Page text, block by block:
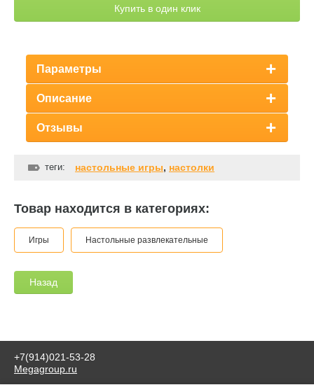
Купить в один клик
Параметры
Описание
Отзывы
теги: настольные игры, настолки
Товар находится в категориях:
Игры Настольные развлекательные
Назад
+7(914)021-53-28
Megagroup.ru
© 2017-2024 KIWI41